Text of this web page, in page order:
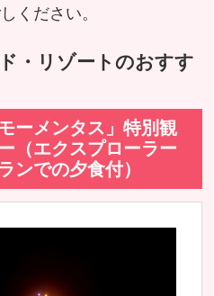
ください。
・リゾートのおすす
ーメンタス」特別観
（エクスプローラー
ンでの夕食付）